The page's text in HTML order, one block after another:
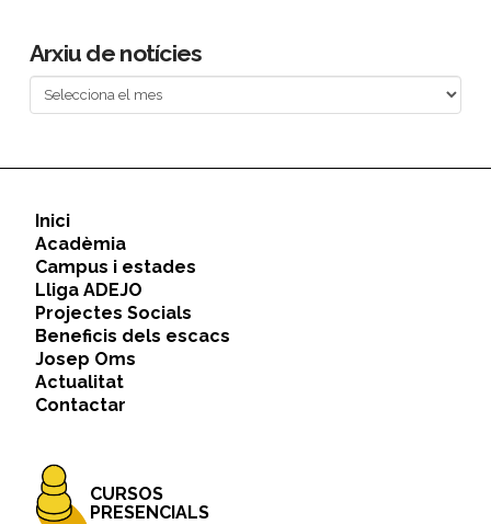
Arxiu de notícies
Arxiu
de
Inici
Acadèmia
Campus i estades
Lliga ADEJO
Projectes Socials
Beneficis dels escacs
Josep Oms
Actualitat
Contactar
CURSOS
PRESENCIALS